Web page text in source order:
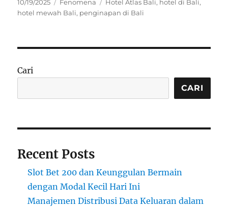
on
10/19/2025 Fenomena Hotel Atlas Bali, hotel di Bali,
hotel mewah Bali, penginapan di Bali
Cari
CARI
Recent Posts
Slot Bet 200 dan Keunggulan Bermain
dengan Modal Kecil Hari Ini
Manajemen Distribusi Data Keluaran dalam